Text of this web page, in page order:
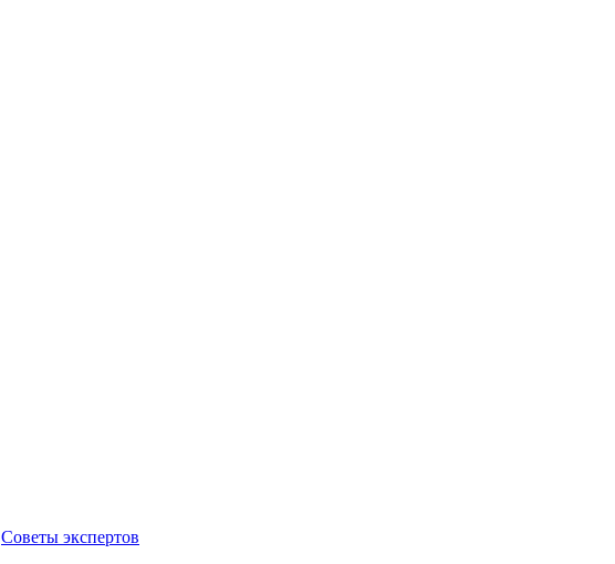
Советы экспертов